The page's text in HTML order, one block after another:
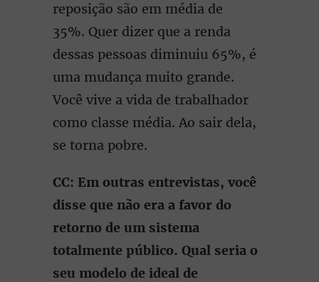
reposição são em média de
35%. Quer dizer que a renda
dessas pessoas diminuiu 65%, é
uma mudança muito grande.
Você vive a vida de trabalhador
como classe média. Ao sair dela,
se torna pobre.
CC: Em outras entrevistas, você
disse que não era a favor do
retorno de um sistema
totalmente público. Qual seria o
seu modelo de ideal de